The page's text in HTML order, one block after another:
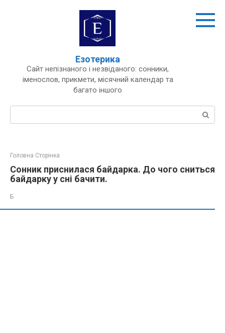
Езотерика
Сайт непізнаного і незвіданого: сонники,
іменослов, прикмети, місячний календар та
багато іншого
Пошук:
Головна Сторінка
Сонник приснилася байдарка. До чого сниться
байдарку у сні бачити.
Б